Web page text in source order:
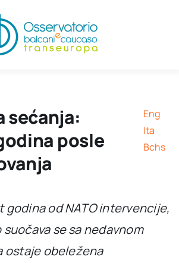
sećanja:
posle
Eng
Ita
Bchs
godina od NATO intervencije,
se sa nedavnom
ostaje obeležena